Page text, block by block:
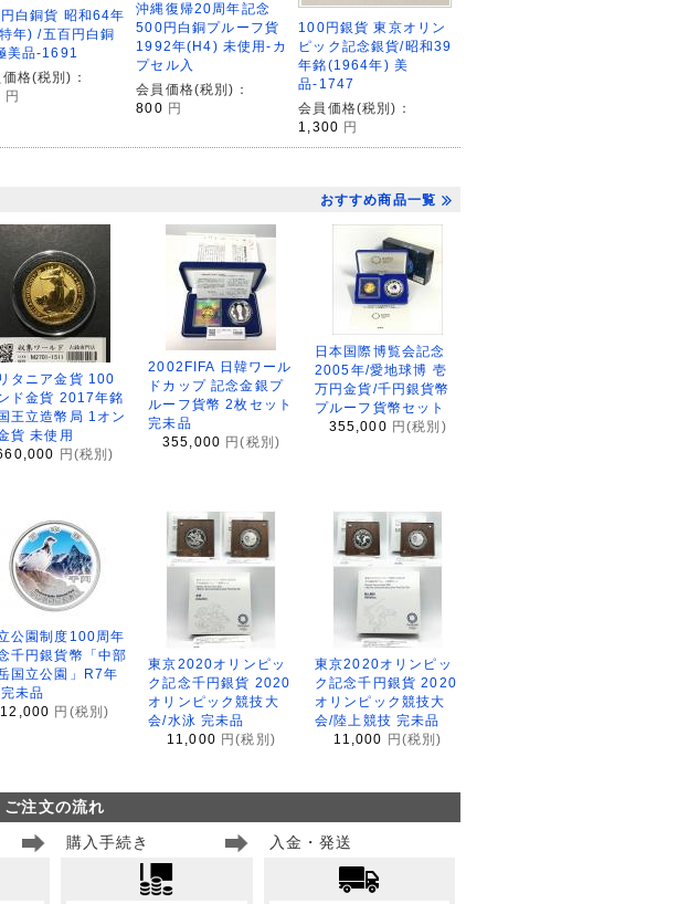
白銅貨 昭和64年
年) /五百円白銅
美品-1691
格(税別)：
円
沖縄復帰20周年記念
500円白銅プルーフ貨
1992年(H4) 未使用-カ
プセル入
会員価格(税別)：
800 円
100円銀貨 東京オリン
ピック記念銀貨/昭和39
年銘(1964年) 美
品-1747
会員価格(税別)：
1,300 円
おすすめ商品一覧
タニア金貨 100
ド金貨 2017年銘
王立造幣局 1オン
貨 未使用
円(税別)
2002FIFA 日韓ワール
ドカップ 記念金銀プ
ルーフ貨幣 2枚セット
完未品
355,000 円(税別)
日本国際博覧会記念
2005年/愛地球博 壱
万円金貨/千円銀貨幣
プルーフ貨幣セット
355,000 円(税別)
公園制度100周年
千円銀貨幣「中部
国立公園」R7年
未品
12,000 円(税別)
東京2020オリンピッ
ク記念千円銀貨 2020
オリンピック競技大
会/水泳 完未品
11,000 円(税別)
東京2020オリンピッ
ク記念千円銀貨 2020
オリンピック競技大
会/陸上競技 完未品
11,000
円(税別)
ご注文の流れ
購入手続き 入金・発送